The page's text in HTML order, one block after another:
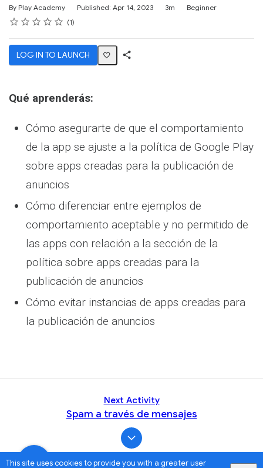
This site uses cookies to provide you with a greater user
By Play Academy Published: Apr 14, 2023
Duration 3m
Difficulty
Beginner
Rating
1 star
2 stars
3 stars
4 stars
5 stars
Average rating: 4.0 1
1 review
LOG IN TO LAUNCH
Qué aprenderás:
Cómo asegurarte de que el comportamiento
de la app se ajuste a la política de Google Play
sobre apps creadas para la publicación de
anuncios
Cómo diferenciar entre ejemplos de
comportamiento aceptable y no permitido de
las apps con relación a la sección de la
política sobre apps creadas para la
publicación de anuncios
Cómo evitar instancias de apps creadas para
la publicación de anuncios
Next Activity
Spam a través de mensajes